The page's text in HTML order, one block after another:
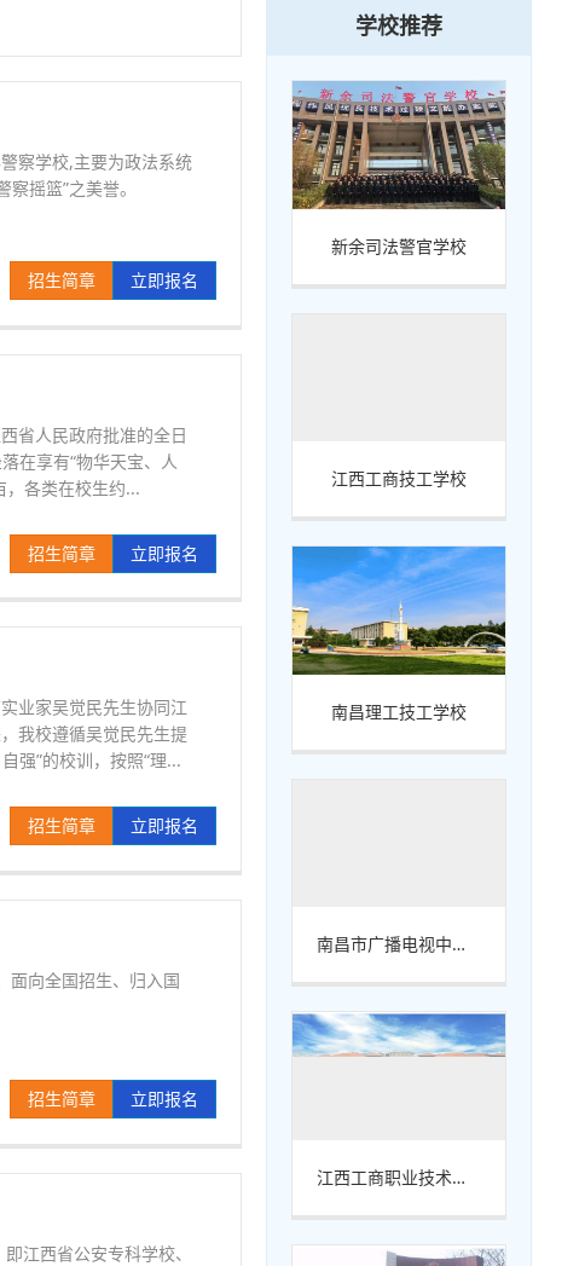
察学校,主要为政法系统
摇篮”之美誉。
招生简章 立即报名
省人民政府批准的全日
在享有“物华天宝、人
，各类在校生约...
招生简章 立即报名
业家吴觉民先生协同江
我校遵循吴觉民先生提
强”的校训，按照“理...
招生简章 立即报名
面向全国招生、归入国
招生简章 立即报名
江西省公安专科学校、
学校推荐
新余司法警官学校
江西工商技工学校
南昌理工技工学校
南昌市广播电视中等专业学校
江西工商职业技术学院